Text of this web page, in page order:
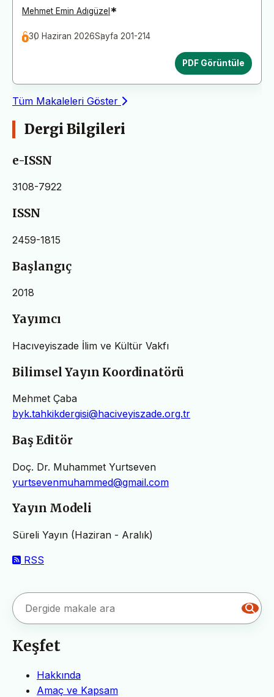
Mehmet Emin Adıgüzel *
30 Haziran 2026Sayfa 201-214
PDF Görüntüle
Tüm Makaleleri Göster
Dergi Bilgileri
e-ISSN
3108-7922
ISSN
2459-1815
Başlangıç
2018
Yayımcı
Hacıveyiszade İlim ve Kültür Vakfı
Bilimsel Yayın Koordinatörü
Mehmet Çaba
byk.tahkikdergisi@haciveyiszade.org.tr
Baş Editör
Doç. Dr. Muhammet Yurtseven
yurtsevenmuhammed@gmail.com
Yayın Modeli
Süreli Yayın (Haziran - Aralık)
RSS
Keşfet
Hakkında
Amaç ve Kapsam